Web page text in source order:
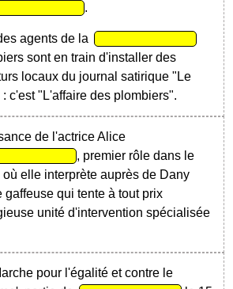
.
agents de la
sont en train d'installer des
locaux du journal satirique "Le
c'est "L'affaire des plombiers".
de l'actrice Alice
, premier rôle dans le
elle interprète auprès de Dany
gaffeuse qui tente à tout prix
unité d'intervention spécialisée
pour l'égalité et contre le